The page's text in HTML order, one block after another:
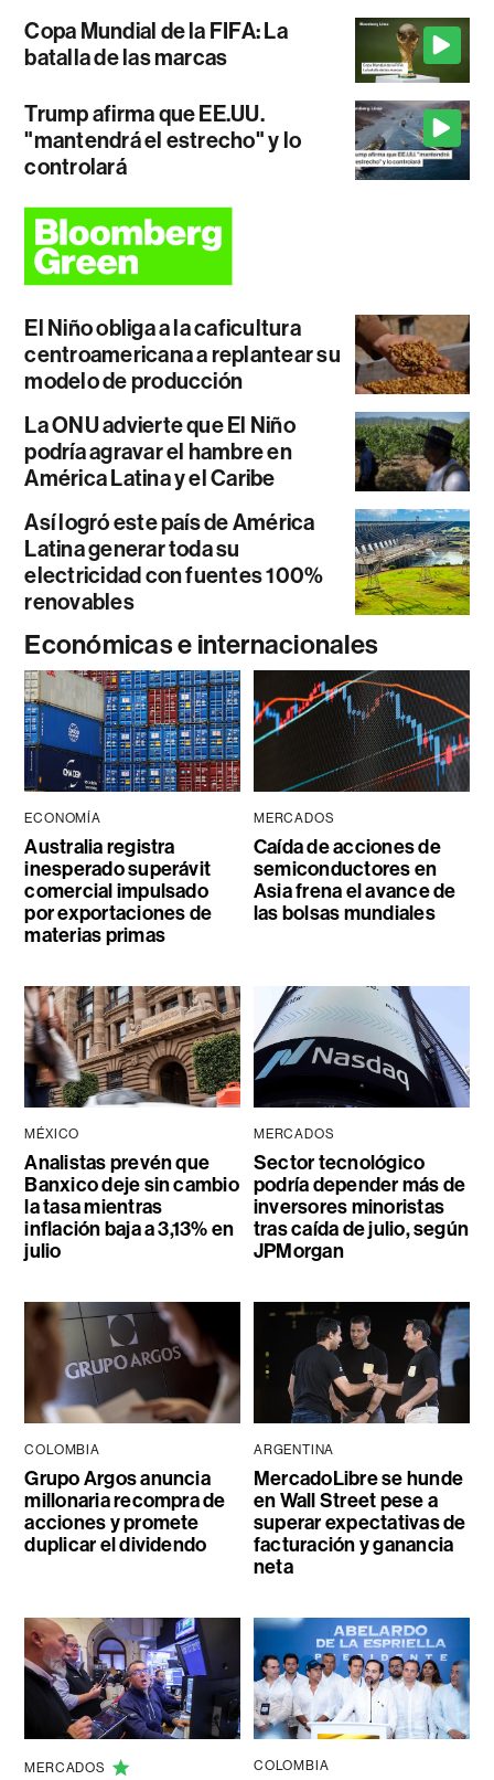
Copa Mundial de la FIFA: La
batalla de las marcas
Trump afirma que EE.UU.
"mantendrá el estrecho" y lo
controlará
El Niño obliga a la caficultura
centroamericana a replantear su
modelo de producción
La ONU advierte que El Niño
podría agravar el hambre en
América Latina y el Caribe
Así logró este país de América
Latina generar toda su
electricidad con fuentes 100%
renovables
Económicas e internacionales
ECONOMÍA
Australia registra
inesperado superávit
comercial impulsado
por exportaciones de
materias primas
MERCADOS
Caída de acciones de
semiconductores en
Asia frena el avance de
las bolsas mundiales
MÉXICO
Analistas prevén que
Banxico deje sin cambio
la tasa mientras
inflación baja a 3,13% en
julio
MERCADOS
Sector tecnológico
podría depender más de
inversores minoristas
tras caída de julio, según
JPMorgan
COLOMBIA
Grupo Argos anuncia
millonaria recompra de
acciones y promete
duplicar el dividendo
ARGENTINA
MercadoLibre se hunde
en Wall Street pese a
superar expectativas de
facturación y ganancia
neta
MERCADOS COLOMBIA